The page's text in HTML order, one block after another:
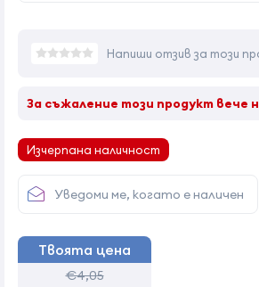
Напиши отзив за този
За съжаление този продукт вече
Изчерпана наличност
Уведоми ме, когато е наличен
Твоята цена
€4,05